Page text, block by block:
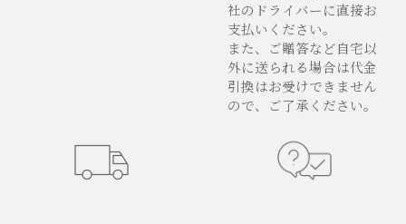
社のドライバーに直接お
支払いください。
また、ご贈答など自宅以
外に送られる場合は代金
引換はお受けできません
ので、ご了承ください。